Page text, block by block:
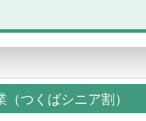
つくばシニア割）